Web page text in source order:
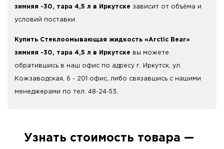
зимняя -30, тара 4,5 л в Иркутске зависит от объёма и
условий поставки.
Купить Стеклоомывающая жидкость «Arctic Bear»
зимняя -30, тара 4,5 л в Иркутске вы можете
обратившись в наш офис по адресу г. Иркутск, ул.
Кожзаводская, 6 - 201 офис, либо связавшись с нашими
менеджерами по тел. 48-24-53.
Узнать стоимость товара —